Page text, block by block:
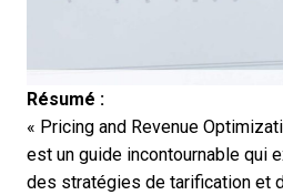
Résumé :
« Pricing and Revenue
est un guide incontournable qui
des stratégies de tarification et